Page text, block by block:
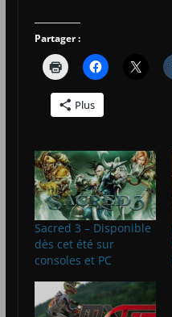
Partager :
Plus
Sacred 3 – Disponible
dès cet été sur
consoles et PC